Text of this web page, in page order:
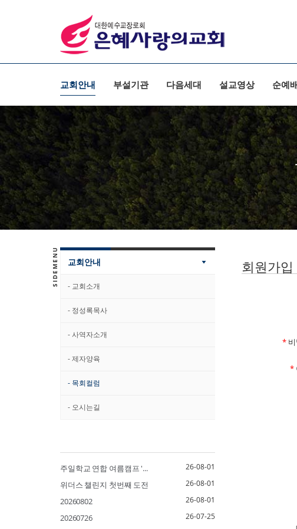
교회안내 부설기관 다음세대 설교영상 순예
교회안내
- 교회소개
- 정성록목사
- 사역자소개
- 제자양육
- 목회컬럼
- 오시는길
주일학교 연합 여름캠프 '... 26-08-01
위더스 챌린지 첫번째 도전 26-08-01
20260802 26-08-01
20260726 26-07-25
회원가입
*비
*